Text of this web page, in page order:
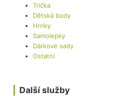
Trička
Dětská body
Hrnky
Samolepky
Dárkové sady
Ostatní
Další služby